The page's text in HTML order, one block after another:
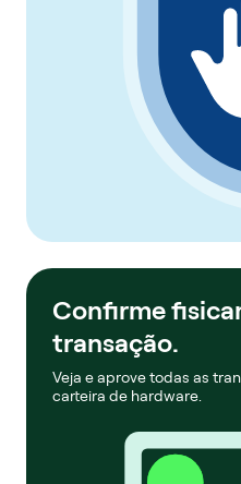
Confirme
transação.
Veja e aprove todas as
carteira de hardware.